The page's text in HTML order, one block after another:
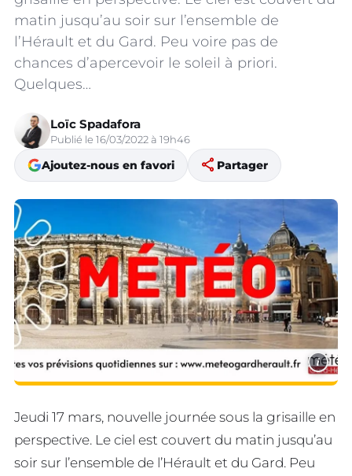
matin jusqu’au soir sur l’ensemble de
l’Hérault et du Gard. Peu voire pas de
chances d’apercevoir le soleil à priori.
Quelques…
Loïc Spadafora
Publié le 16/03/2022 à 19h46
Ajoutez-nous en favori share Partager
i
Jeudi 17 mars, nouvelle journée sous la grisaille en
perspective. Le ciel est couvert du matin jusqu’au
soir sur l’ensemble de l’Hérault et du Gard. Peu